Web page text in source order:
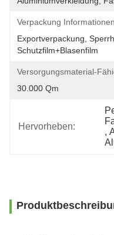
Verpackung
Exportverpackung,
Schutzfilm+Blasenfilm
Versorgungsmaterial-
30.000 Qm
Hervorheben:
,